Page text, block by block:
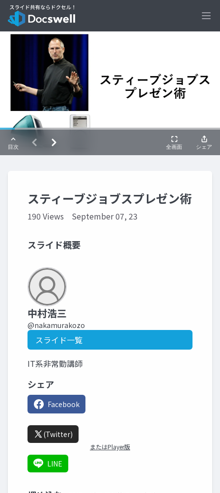
スティーブジョブスプレゼン術
190 Views September 07, 23
スライド概要
中村浩三
@nakamurakozo
スライド一覧
IT系非常勤講師
シェア
Facebook
(Twitter)
またはPlayer版
LINE